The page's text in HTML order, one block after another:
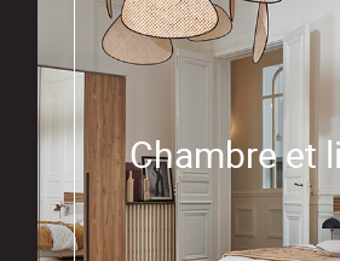
Chambre et